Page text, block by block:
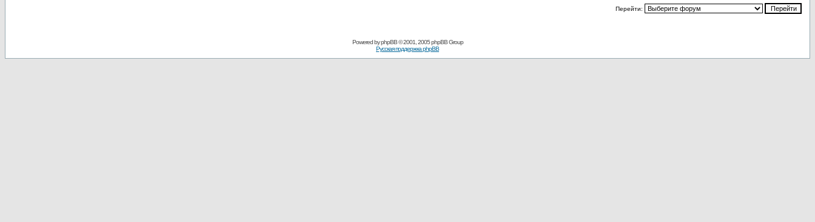
Перейти:
Powered byphpBB© 2001, 2005 phpBB Group
Русская поддержка phpBB